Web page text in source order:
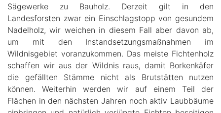
Sägewerke zu Bauholz. Derzeit gilt in den
Landesforsten zwar ein Einschlagstopp von gesundem
Nadelholz, wir weichen in diesem Fall aber davon ab,
um mit den Instandsetzungsmaßnahmen im
Wildnisgebiet voranzukommen. Das meiste Fichtenholz
schaffen wir aus der Wildnis raus, damit Borkenkäfer
die gefällten Stämme nicht als Brutstätten nutzen
können. Weiterhin werden wir auf einem Teil der
Flächen in den nächsten Jahren noch aktiv Laubbäume